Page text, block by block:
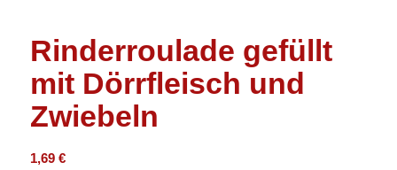
Rinderroulade gefüllt
mit Dörrfleisch und
Zwiebeln
1,69 €